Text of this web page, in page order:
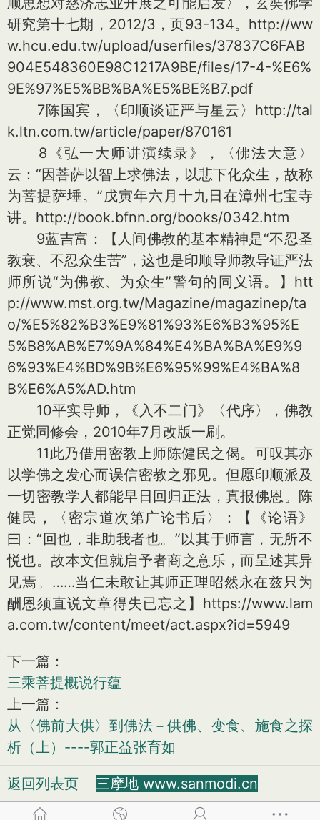
研究第十七期，2012/3，页93-134。http://ww
w.hcu.edu.tw/upload/userfiles/37837C6FAB
904E548360E98C1217A9BE/files/17-4-%E6%
9E%97%E5%BB%BA%E5%BE%B7.pdf
7陈国宾，〈印顺谈证严与星云〉http://tal
k.ltn.com.tw/article/paper/870161
8《弘一大师讲演续录》，〈佛法大意〉
云：“因菩萨以智上求佛法，以悲下化众生，故称
为菩提萨埵。”戊寅年六月十九日在漳州七宝寺
讲。http://book.bfnn.org/books/0342.htm
9蓝吉富：【人间佛教的基本精神是“不忍圣
教衰、不忍众生苦”，这也是印顺导师教导证严法
师所说“为佛教、为众生”警句的同义语。】htt
p://www.mst.org.tw/Magazine/magazinep/ta
o/%E5%82%B3%E9%81%93%E6%B3%95%E
5%B8%AB%E7%9A%84%E4%BA%BA%E9%9
6%93%E4%BD%9B%E6%95%99%E4%BA%8
B%E6%A5%AD.htm
10平实导师，《入不二门》〈代序〉，佛教
正觉同修会，2010年7月改版一刷。
11此乃借用密教上师陈健民之偈。可叹其亦
以学佛之发心而误信密教之邪见。但愿印顺派及
一切密教学人都能早日回归正法，真报佛恩。陈
健民，〈密宗道次第广论书后〉：【《论语》
曰：“回也，非助我者也。”以其于师言，无所不
悦也。故本文但就启予者商之意乐，而呈述其异
见焉。……当仁未敢让其师正理昭然永在兹只为
酬恩须直说文章得失已忘之】https://www.lam
a.com.tw/content/meet/act.aspx?id=5949
下一篇：
三乘菩提概说行蕴
上一篇：
从〈佛前大供〉到佛法－供佛、变食、施食之探
析（上）----郭正益张育如
返回列表页 三摩地 www.sanmodi.cn